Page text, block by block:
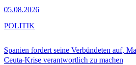
05.08.2026
Spanien fordert seine Verbündeten auf,
Ceuta-Krise verantwortlich zu machen
POLITIK